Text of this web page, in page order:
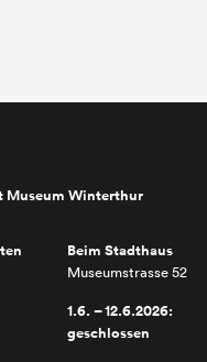
Museum Winterthur
Beim Stadthaus
Museumstrasse 52
1.6. – 12.6.2026:
geschlossen